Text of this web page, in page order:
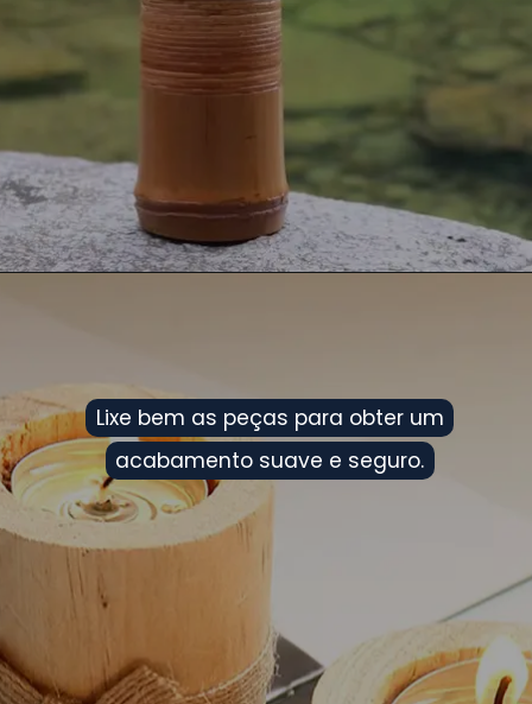
Lixe bem as peças para obter um
acabamento suave e seguro.
Lixe bem as peças para obter um
acabamento suave e seguro.